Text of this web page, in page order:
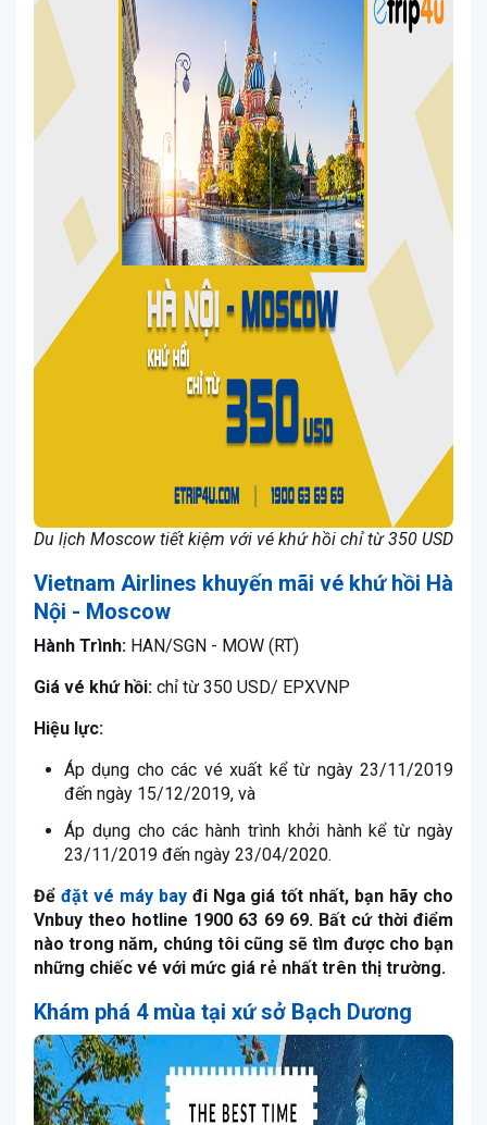
Du lịch Moscow tiết kiệm với vé khứ hồi chỉ từ 350 USD
Vietnam Airlines khuyến mãi vé khứ hồi Hà
Nội - Moscow
Hành Trình: HAN/SGN - MOW (RT)
Giá vé khứ hồi: chỉ từ 350 USD/ EPXVNP
Hiệu lực:
Áp dụng cho các vé xuất kể từ ngày 23/11/2019
đến ngày 15/12/2019, và
Áp dụng cho các hành trình khởi hành kể từ ngày
23/11/2019 đến ngày 23/04/2020.
Để đặt vé máy bayđi Nga giá tốt nhất, bạn hãy cho
Vnbuy theo hotline 1900 63 69 69. Bất cứ thời điểm
nào trong năm, chúng tôi cũng sẽ tìm được cho bạn
những chiếc vé với mức giá rẻ nhất trên thị trường.
Khám phá 4 mùa tại xứ sở Bạch Dương